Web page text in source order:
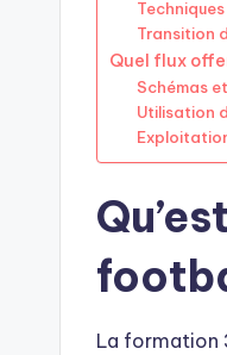
Transition
Quel flux
Schémas
Utilisation
La formation